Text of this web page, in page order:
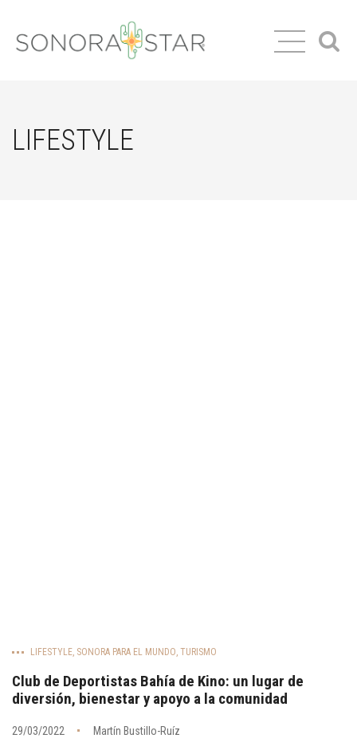
LIFESTYLE
LIFESTYLE, SONORA PARA EL MUNDO, TURISMO
Club de Deportistas Bahía de Kino: un lugar de
diversión, bienestar y apoyo a la comunidad
29/03/2022 Martín Bustillo-Ruíz